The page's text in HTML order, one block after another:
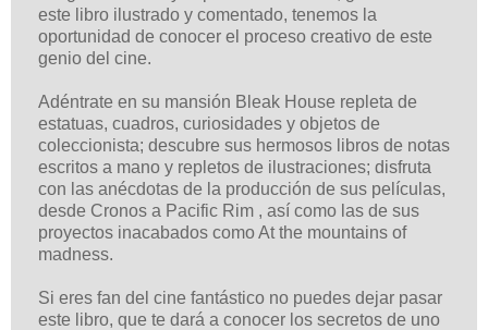
este libro ilustrado y comentado, tenemos la
oportunidad de conocer el proceso creativo de este
genio del cine.
Adéntrate en su mansión Bleak House repleta de
estatuas, cuadros, curiosidades y objetos de
coleccionista; descubre sus hermosos libros de notas
escritos a mano y repletos de ilustraciones; disfruta
con las anécdotas de la producción de sus películas,
desde Cronos a Pacific Rim , así como las de sus
proyectos inacabados como At the mountains of
madness.
Si eres fan del cine fantástico no puedes dejar pasar
este libro, que te dará a conocer los secretos de uno